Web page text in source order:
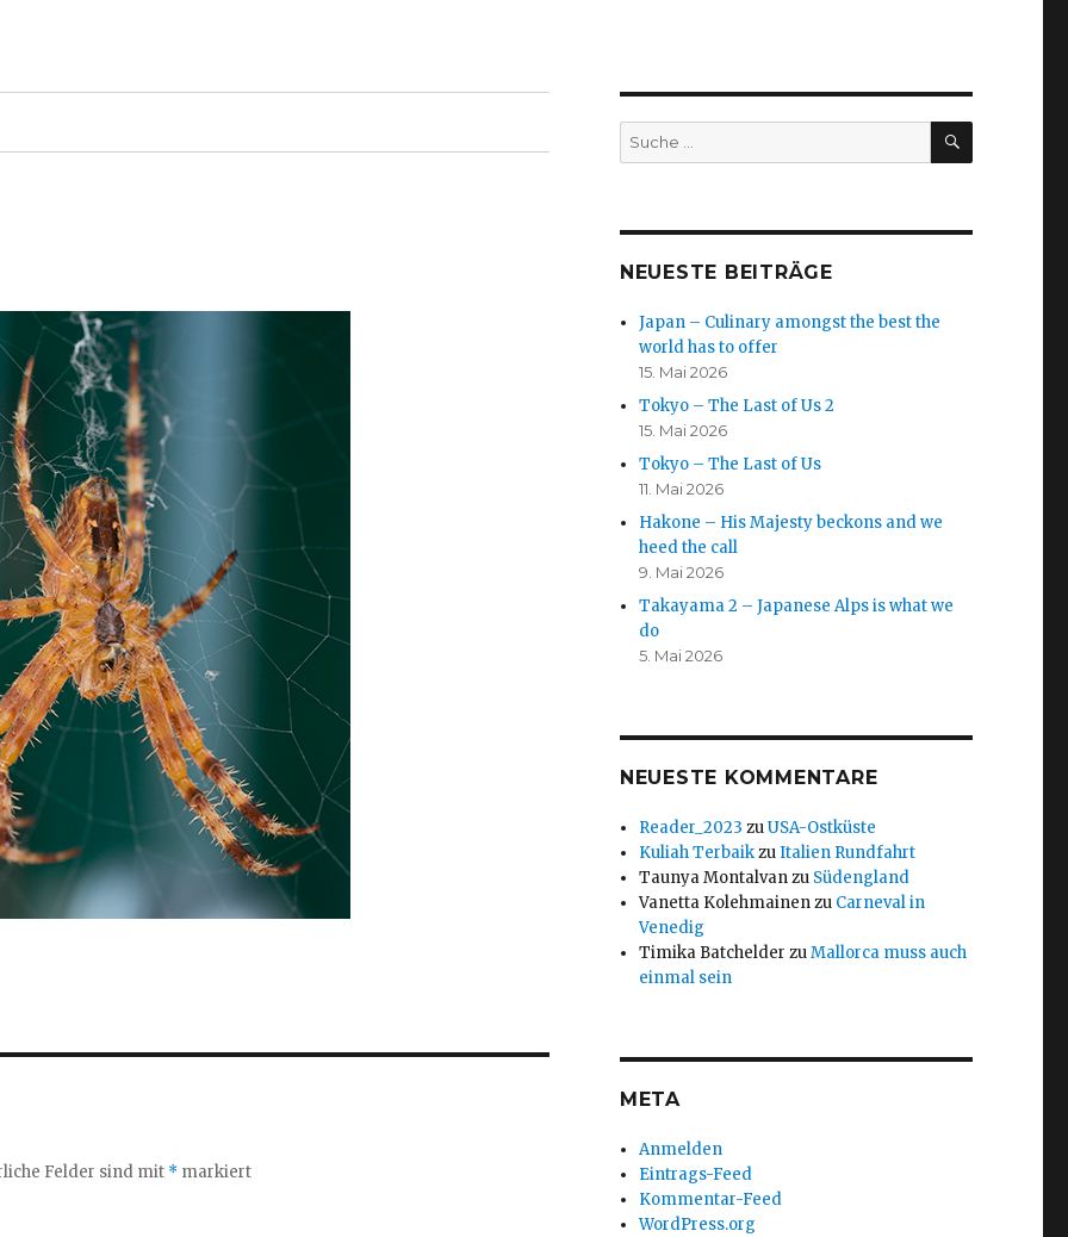
Felder sind mit * markiert
Suche
nach:
SUCHEN
NEUESTE BEITRÄGE
Japan – Culinary amongst the best the
world has to offer
15. Mai 2026
Tokyo – The Last of Us 2
15. Mai 2026
Tokyo – The Last of Us
11. Mai 2026
Hakone – His Majesty beckons and we
heed the call
9. Mai 2026
Takayama 2 – Japanese Alps is what we
do
5. Mai 2026
NEUESTE KOMMENTARE
Reader_2023 zuUSA-Ostküste
Kuliah TerbaikzuItalien Rundfahrt
Taunya Montalvanzu Südengland
Vanetta Kolehmainenzu Carneval in
Venedig
Timika Batchelder zuMallorca muss auch
einmal sein
META
Anmelden
Eintrags-Feed
Kommentar-Feed
WordPress.org